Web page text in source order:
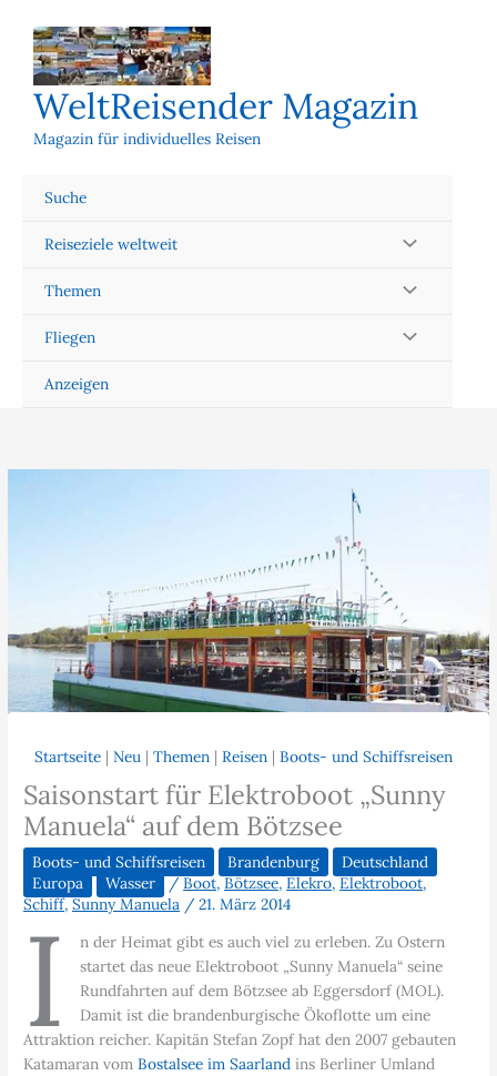
Inhalt
springen
WeltReisender Magazin
Magazin für individuelles Reisen
Suche
Reiseziele weltweit
Themen
Fliegen
Anzeigen
Startseite |Neu |Themen |Reisen |Boots- und Schiffsreisen
Saisonstart für Elektroboot „Sunny
Manuela“ auf dem Bötzsee
Boots- und Schiffsreisen Brandenburg
Deutschland
Europa
Wasser /Boot,Bötzsee,Elekro,Elektroboot,
Schiff,Sunny Manuela /21. März 2014
I
n der Heimat gibt es auch viel zu erleben. Zu Ostern
startet das neue Elektroboot „Sunny Manuela“ seine
Rundfahrten auf dem Bötzsee ab Eggersdorf (MOL).
Damit ist die brandenburgische Ökoflotte um eine
Attraktion reicher. Kapitän Stefan Zopf hat den 2007 gebauten
Katamaran vomBostalsee im Saarland ins Berliner Umland